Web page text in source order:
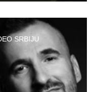
SRBIJU